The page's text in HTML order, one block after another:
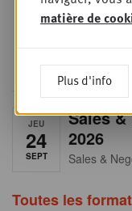
principaux
obtiendrez
JEU
24
SEPT
Sales
2026
Sales &
Toutes les
matière de
Plus d'info